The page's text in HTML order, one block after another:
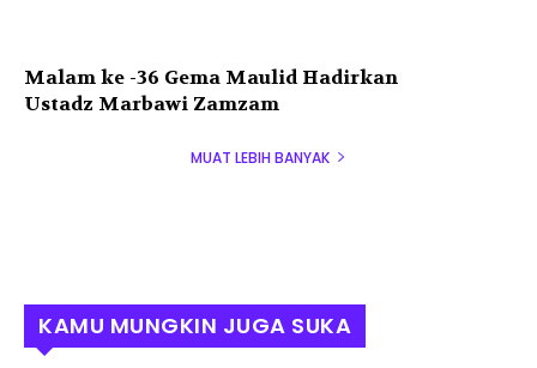
Malam ke -36 Gema Maulid Hadirkan
Ustadz Marbawi Zamzam
MUAT LEBIH BANYAK
KAMU MUNGKIN JUGA SUKA